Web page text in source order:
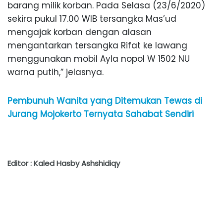
barang milik korban. Pada Selasa (23/6/2020)
sekira pukul 17.00 WIB tersangka Mas’ud
mengajak korban dengan alasan
mengantarkan tersangka Rifat ke lawang
menggunakan mobil Ayla nopol W 1502 NU
warna putih,” jelasnya.
Pembunuh Wanita yang Ditemukan Tewas di
Jurang Mojokerto Ternyata Sahabat Sendiri
Editor : Kaled Hasby Ashshidiqy